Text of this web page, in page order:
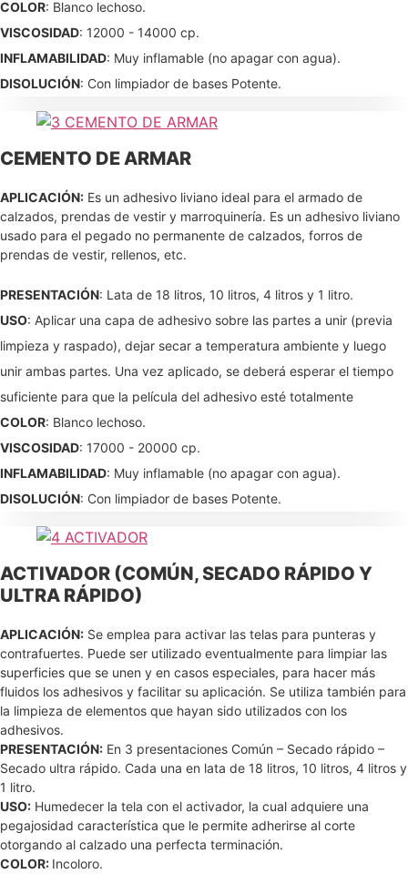
COLOR: Blanco lechoso.
VISCOSIDAD: 12000 - 14000 cp.
INFLAMABILIDAD: Muy inflamable (no apagar con agua).
DISOLUCIÓN: Con limpiador de bases Potente.
CEMENTO DE ARMAR
APLICACIÓN: Es un adhesivo liviano ideal para el armado de
calzados, prendas de vestir y marroquinería. Es un adhesivo liviano
usado para el pegado no permanente de calzados, forros de
prendas de vestir, rellenos, etc.
PRESENTACIÓN: Lata de 18 litros, 10 litros, 4 litros y 1 litro.
USO: Aplicar una capa de adhesivo sobre las partes a unir (previa
limpieza y raspado), dejar secar a temperatura ambiente y luego
unir ambas partes. Una vez aplicado, se deberá esperar el tiempo
suficiente para que la película del adhesivo esté totalmente
COLOR: Blanco lechoso.
VISCOSIDAD: 17000 - 20000 cp.
INFLAMABILIDAD: Muy inflamable (no apagar con agua).
DISOLUCIÓN: Con limpiador de bases Potente.
ACTIVADOR (COMÚN, SECADO RÁPIDO Y
ULTRA RÁPIDO)
APLICACIÓN: Se emplea para activar las telas para punteras y
contrafuertes. Puede ser utilizado eventualmente para limpiar las
superficies que se unen y en casos especiales, para hacer más
fluidos los adhesivos y facilitar su aplicación. Se utiliza también para
la limpieza de elementos que hayan sido utilizados con los
adhesivos.
PRESENTACIÓN: En 3 presentaciones Común – Secado rápido –
Secado ultra rápido. Cada una en lata de 18 litros, 10 litros, 4 litros y
1 litro.
USO: Humedecer la tela con el activador, la cual adquiere una
pegajosidad característica que le permite adherirse al corte
otorgando al calzado una perfecta terminación.
COLOR: Incoloro.